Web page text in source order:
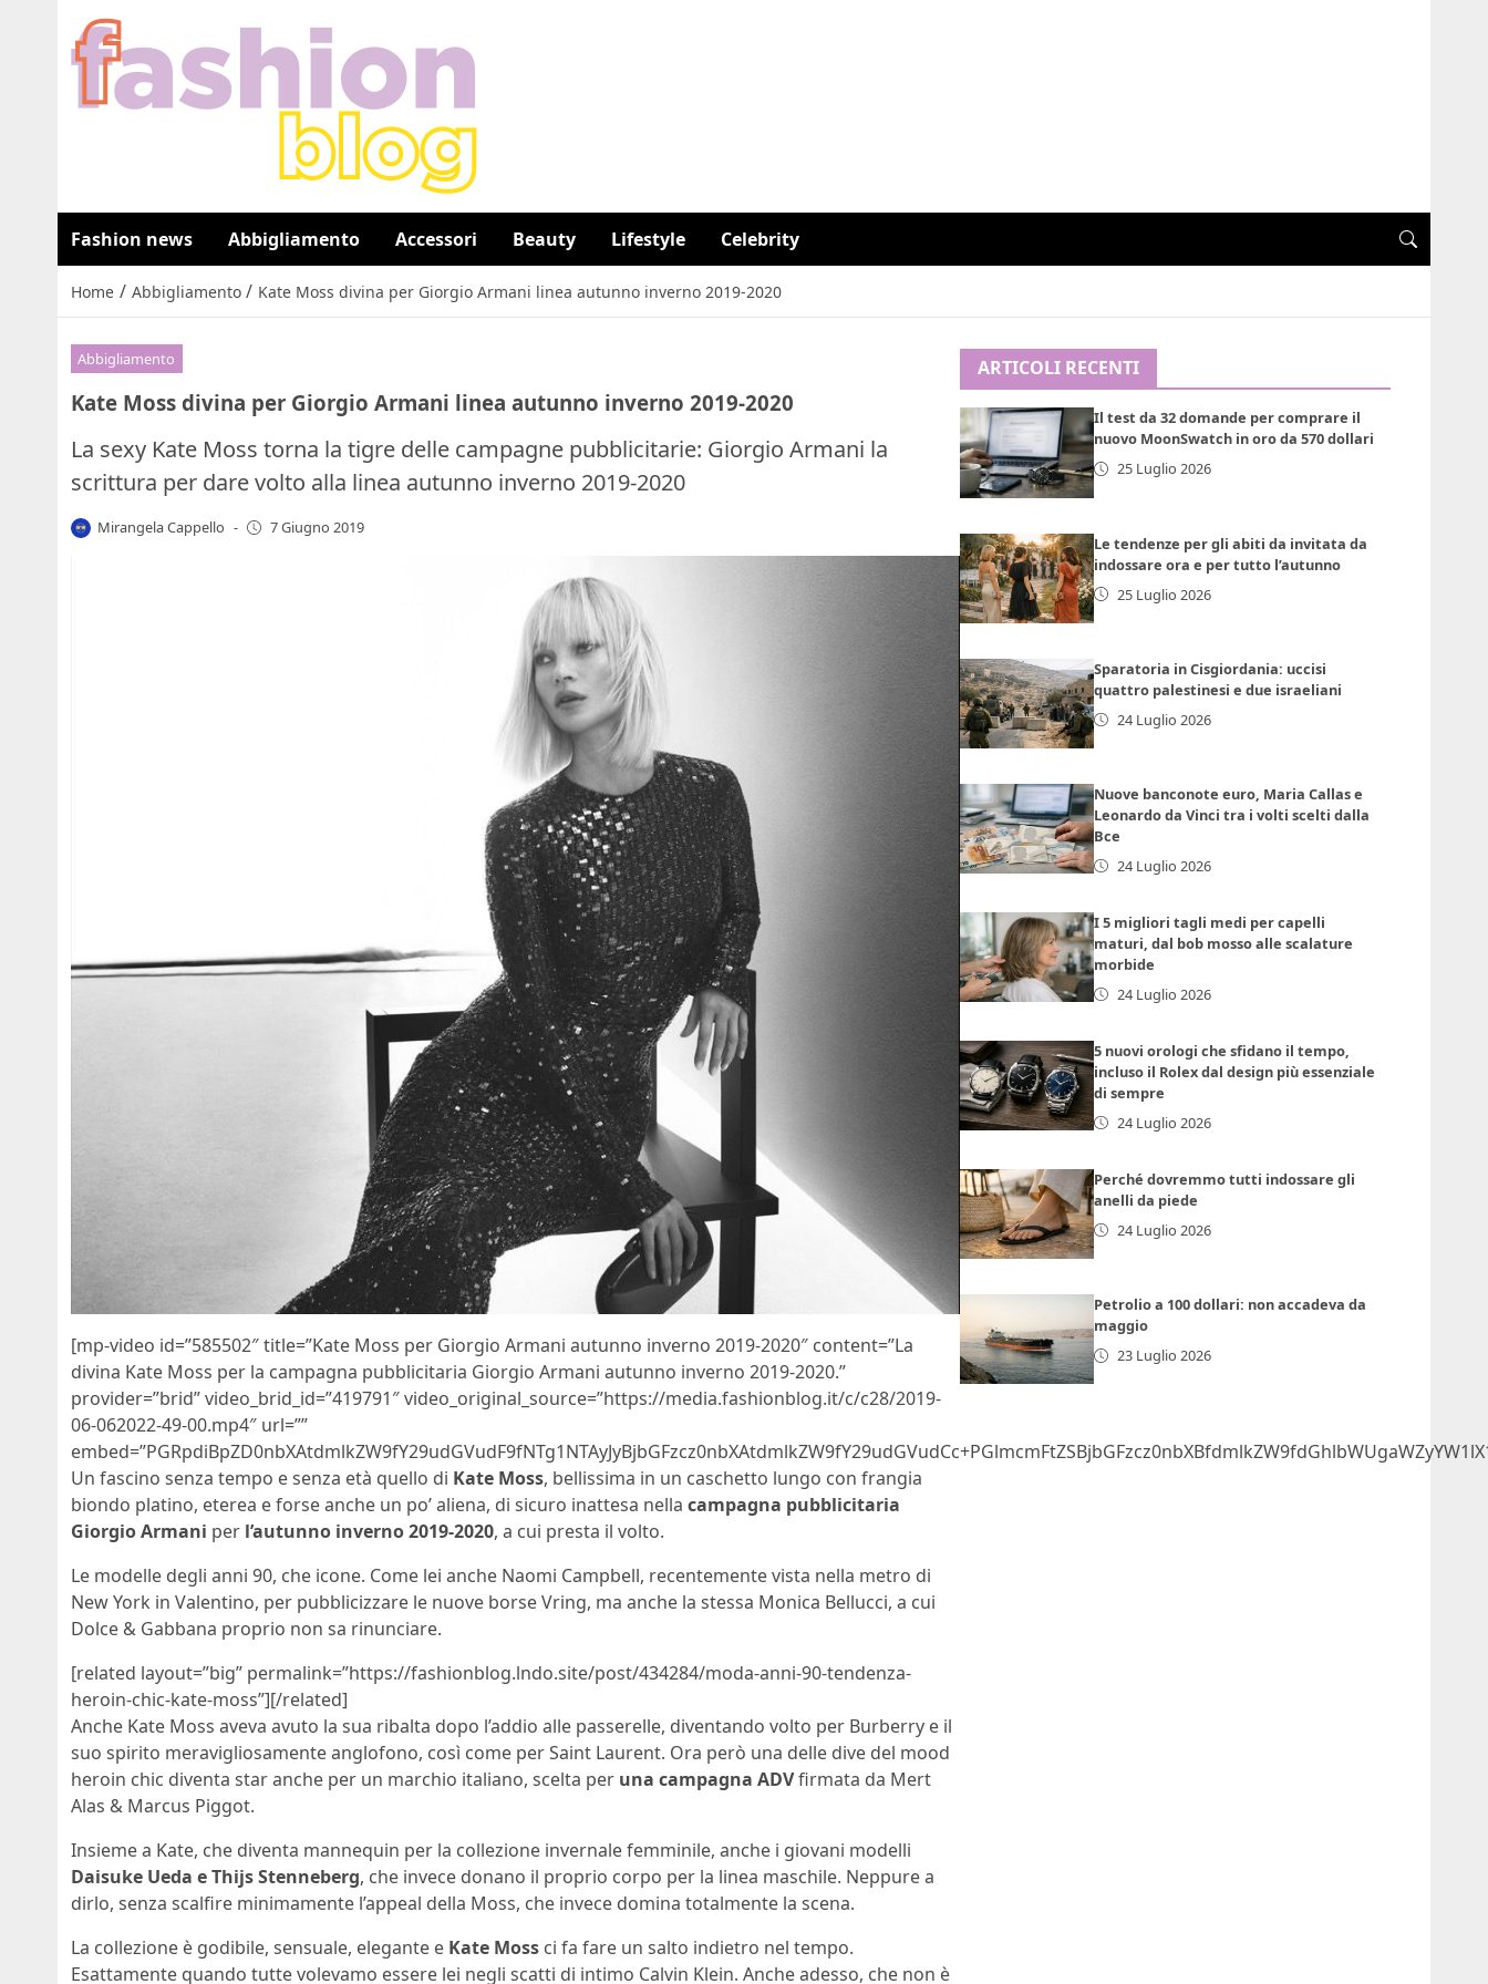
Fashion news Abbigliamento Accessori Beauty Lifestyle Celebrity
Home / Abbigliamento / Kate Moss divina per Giorgio Armani linea autunno inverno 2019-2020
Abbigliamento
Kate Moss divina per Giorgio Armani linea autunno inverno 2019-2020
La sexy Kate Moss torna la tigre delle campagne pubblicitarie: Giorgio Armani la
scrittura per dare volto alla linea autunno inverno 2019-2020
Mirangela Cappello - 7 Giugno 2019
[mp-video id=”585502″ title=”Kate Moss per Giorgio Armani autunno inverno 2019-2020″ content=”La
divina Kate Moss per la campagna pubblicitaria Giorgio Armani autunno inverno 2019-2020.”
provider=”brid” video_brid_id=”419791″ video_original_source=”https://media.fashionblog.it/c/c28/2019-
06-062022-49-00.mp4″ url=””
Un fascino senza tempo e senza età quello di Kate Moss, bellissima in un caschetto lungo con frangia
biondo platino, eterea e forse anche un po’ aliena, di sicuro inattesa nella campagna pubblicitaria
Giorgio Armani per l’autunno inverno 2019-2020, a cui presta il volto.
Le modelle degli anni 90, che icone. Come lei anche Naomi Campbell, recentemente vista nella metro di
New York in Valentino, per pubblicizzare le nuove borse Vring, ma anche la stessa Monica Bellucci, a cui
Dolce & Gabbana proprio non sa rinunciare.
[related layout=”big” permalink=”https://fashionblog.lndo.site/post/434284/moda-anni-90-tendenza-
heroin-chic-kate-moss”][/related]
Anche Kate Moss aveva avuto la sua ribalta dopo l’addio alle passerelle, diventando volto per Burberry e il
suo spirito meravigliosamente anglofono, così come per Saint Laurent. Ora però una delle dive del mood
heroin chic diventa star anche per un marchio italiano, scelta per una campagna ADVfirmata da Mert
Alas & Marcus Piggot.
Insieme a Kate, che diventa mannequin per la collezione invernale femminile, anche i giovani modelli
Daisuke Ueda e Thijs Stenneberg, che invece donano il proprio corpo per la linea maschile. Neppure a
dirlo, senza scalfire minimamente l’appeal della Moss, che invece domina totalmente la scena.
La collezione è godibile, sensuale, elegante e Kate Moss ci fa fare un salto indietro nel tempo.
Esattamente quando tutte volevamo essere lei negli scatti di intimo Calvin Klein. Anche adesso, che non è
ARTICOLI RECENTI
Il test da 32 domande per comprare il
nuovo MoonSwatch in oro da 570 dollari
25 Luglio 2026
Le tendenze per gli abiti da invitata da
indossare ora e per tutto l’autunno
25 Luglio 2026
Sparatoria in Cisgiordania: uccisi
quattro palestinesi e due israeliani
24 Luglio 2026
Nuove banconote euro, Maria Callas e
Leonardo da Vinci tra i volti scelti dalla
Bce
24 Luglio 2026
I 5 migliori tagli medi per capelli
maturi, dal bob mosso alle scalature
morbide
24 Luglio 2026
5 nuovi orologi che sfidano il tempo,
incluso il Rolex dal design più essenziale
di sempre
24 Luglio 2026
Perché dovremmo tutti indossare gli
anelli da piede
24 Luglio 2026
Petrolio a 100 dollari: non accadeva da
maggio
23 Luglio 2026